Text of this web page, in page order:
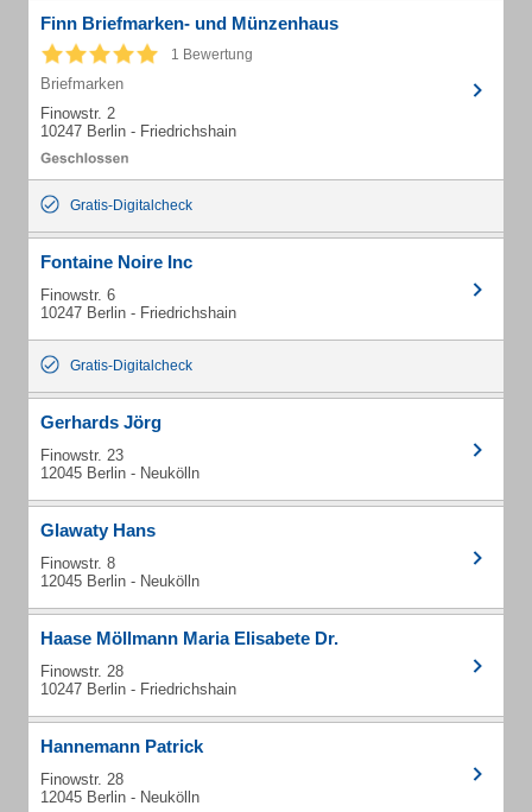
Finn Briefmarken- und Münzenhaus
1 Bewertung
Briefmarken
Finowstr. 2
10247 Berlin - Friedrichshain
Gratis-Digitalcheck
Fontaine Noire Inc
Finowstr. 6
10247 Berlin - Friedrichshain
Gratis-Digitalcheck
Gerhards Jörg
Finowstr. 23
12045 Berlin - Neukölln
Glawaty Hans
Finowstr. 8
12045 Berlin - Neukölln
Haase Möllmann Maria Elisabete Dr.
Finowstr. 28
10247 Berlin - Friedrichshain
Hannemann Patrick
Finowstr. 28
12045 Berlin - Neukölln